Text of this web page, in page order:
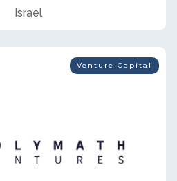
Israel
Venture Capital